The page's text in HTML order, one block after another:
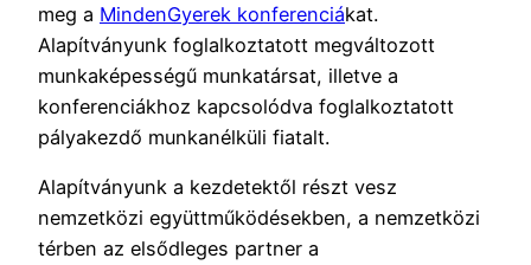
meg a MindenGyerek konferenciákat.
Alapítványunk foglalkoztatott megváltozott
munkaképességű munkatársat, illetve a
konferenciákhoz kapcsolódva foglalkoztatott
pályakezdő munkanélküli fiatalt.
Alapítványunk a kezdetektől részt vesz
nemzetközi együttműködésekben, a nemzetközi
térben az elsődleges partner a